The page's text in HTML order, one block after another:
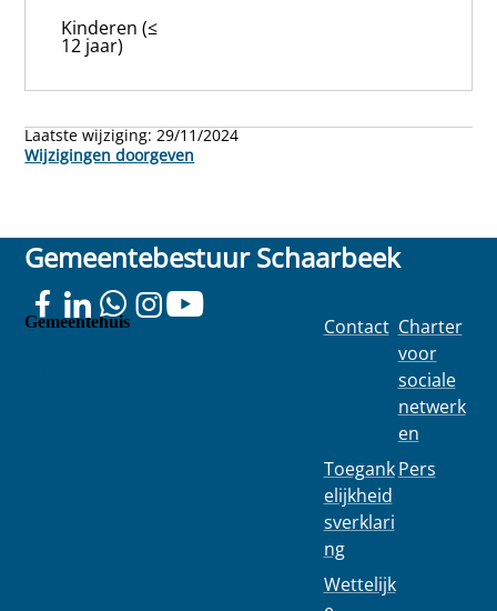
Kinderen (≤
12 jaar)
Laatste wijziging:29/11/2024
Wijzigingen doorgeven
Gemeentebestuur Schaarbeek
Gemeentehuis Contact
Toegank
elijkheid
sverklari
ng
Wettelijk
Charter
voor
sociale
netwerk
en
Pers